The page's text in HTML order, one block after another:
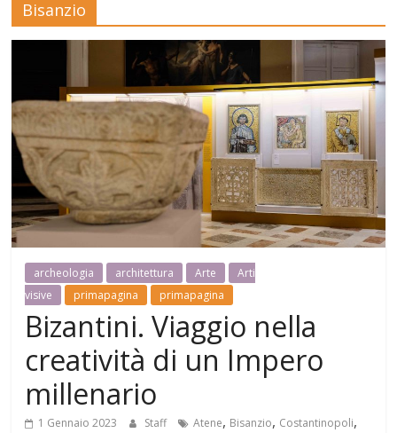
Mensile
di
cultura,
turismo
e
curiosità
Bisanzio
archeologia architettura Arte
Arti
visive
primapagina primapagina
Bizantini. Viaggio nella
creatività di un Impero
millenario
1 Gennaio 2023 Staff Atene, Bisanzio, Costantinopoli,